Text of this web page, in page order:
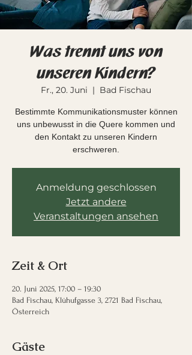
Was trennt uns von
unseren Kindern?
Fr., 20. Juni
  |
Bad Fischau
Bestimmte Kommunikationsmuster können
uns unbewusst in die Quere kommen und
den Kontakt zu unseren Kindern
erschweren.
Anmeldung geschlossen
Jetzt andere
Veranstaltungen ansehen
Zeit & Ort
20. Juni 2025, 17:00 – 19:30
Bad Fischau, Klühufgasse 3, 2721 Bad Fischau,
Österreich
Gäste